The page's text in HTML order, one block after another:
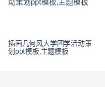
插画几何风大学团学活动策
划ppt模板,主题模板